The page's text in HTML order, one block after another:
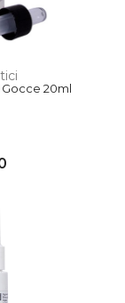
20ml